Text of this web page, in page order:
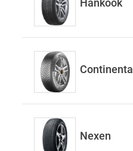
Hankook
Continental
Nexen